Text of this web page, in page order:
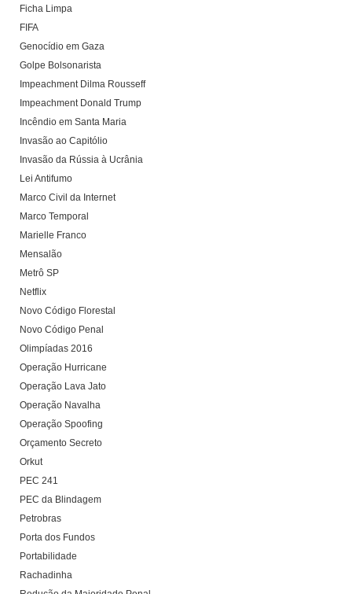
Ficha Limpa
FIFA
Genocídio em Gaza
Golpe Bolsonarista
Impeachment Dilma Rousseff
Impeachment Donald Trump
Incêndio em Santa Maria
Invasão ao Capitólio
Invasão da Rússia à Ucrânia
Lei Antifumo
Marco Civil da Internet
Marco Temporal
Marielle Franco
Mensalão
Metrô SP
Netflix
Novo Código Florestal
Novo Código Penal
Olimpíadas 2016
Operação Hurricane
Operação Lava Jato
Operação Navalha
Operação Spoofing
Orçamento Secreto
Orkut
PEC 241
PEC da Blindagem
Petrobras
Porta dos Fundos
Portabilidade
Rachadinha